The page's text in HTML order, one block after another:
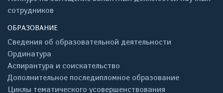
сотрудников
ОБРАЗОВАНИЕ
Сведения об образовательной деятельности
Ординатура
Аспирантура и соискательство
Дополнительное последипломное образование
Циклы тематического усовершенствования